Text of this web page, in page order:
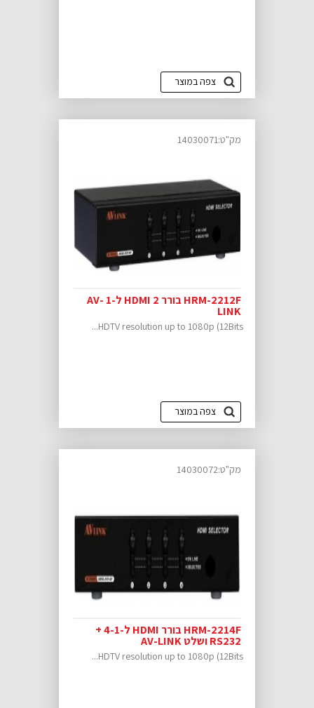
צפה במוצר
HRM-2212F בורר HDMI 2 ל-1 AV-
LINK
HDTV resolution up to 1080p (12Bits...
צפה במוצר
מק"ט:14030071
HRM-2214F בורר HDMI ל-4-1 +
RS232 ושלט AV-LINK
HDTV resolution up to 1080p (12Bits...
מק"ט:14030072